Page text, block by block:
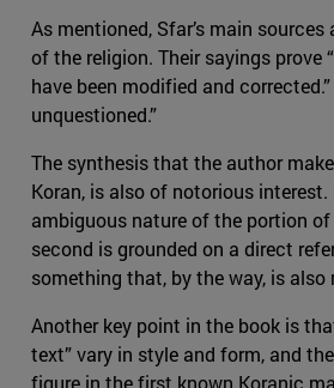
As mentioned, Sfar’s main
of the religion. Their sayings
have been modified and
unquestioned.”
The synthesis that the author
Koran, is also of notorious
ambiguous nature of the portion
second is grounded on a direct
something that, by the way, is also
Another key point in the book is
text” vary in style and form, and
figure in the first known Koranic